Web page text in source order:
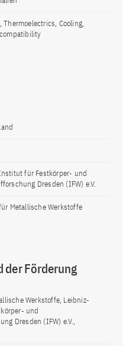
Cooling,
für Festkörper- und
Dresden (IFW) e.V.
Metallische Werkstoffe
der Förderung
Werkstoffe, Leibniz-
und
Dresden (IFW) e.V.,